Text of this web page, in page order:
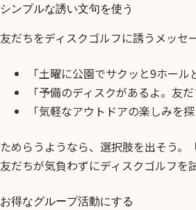
シンプルな誘い文句を使う
友だちをディスクゴルフに誘うメッセ
「土曜に公園でサクッと9ホー
「予備のディスクがあるよ。友
「気軽なアウトドアの楽しみを
ためらうようなら、選択肢を出そう。
友だちが気負わずにディスクゴルフを
お得なグループ活動にする